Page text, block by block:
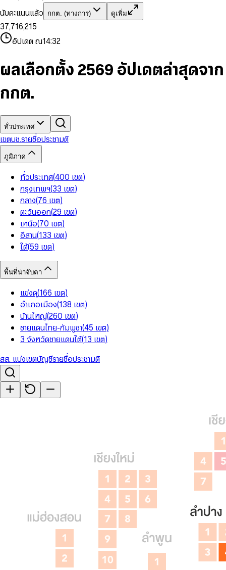
8
9
5
6
7
8
9
7
8
9
6
7
8
9
นับคะแนนแล้ว
กกต. (ทางการ) ดูเพิ่ม
1
2
3
4
5
7
8
5
6
7
8
9
,
6
7
8
9
0
1
2
3
5
6
8
9
5
6
7
8
,
1
2
4
6
7
9
0
1
3
5
6
8
9
3
4
5
7
9
อัปเดต ณ14:32
ผลเลือกตั้ง 2569 อัปเดตล่าสุดจาก
กกต.
ทั่วประเทศ
เขตบช.รายชื่อประชามติ
ภูมิภาค
ทั่วประเทศ(400 เขต)
กรุงเทพฯ(33 เขต)
กลาง(76 เขต)
ตะวันออก(29 เขต)
เหนือ(70 เขต)
อีสาน(133 เขต)
ใต้(59 เขต)
พื้นที่น่าจับตา
แข่งดุ(166 เขต)
อำเภอเมือง(138 เขต)
บ้านใหญ่(260 เขต)
ชายแดนไทย-กัมพูชา(45 เขต)
3 จังหวัดชายแดนใต้(13 เขต)
สส. แบ่งเขตบัญชีรายชื่อประชามติ